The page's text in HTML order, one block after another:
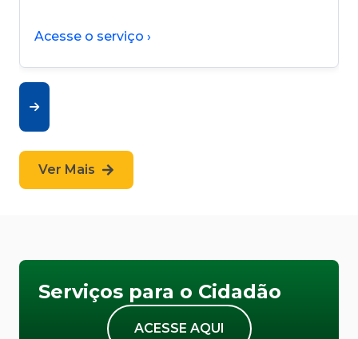
Acesse o serviço ›
Ver Mais
Serviços para o Cidadão
ACESSE AQUI